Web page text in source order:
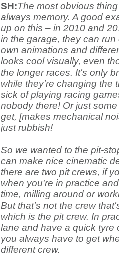
SH:The most obvious
always memory. A good
up on this – in 2010 and
in the garage, they can
own animations and
looks cool visually, even
the longer races. It's only
while they're changing the
sick of playing racing
nobody there! Or just
get, [makes mechanical
just rubbish!
So we wanted to the pit-
can make nice cinematic
there are two pit crews, if
when you're in practice
time, milling around or
But that's not the crew
which is the pit crew. In
lane and have a quick tyre
you always have to get
different crew.